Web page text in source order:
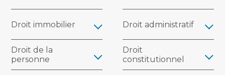
Droit immobilier Droit administratif
Droit de la
personne
Droit
constitutionnel